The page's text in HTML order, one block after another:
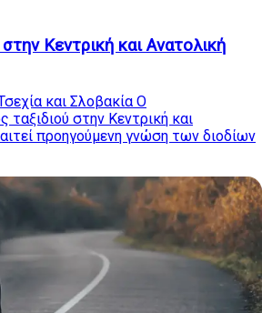
Κεντρική και Ανατολική
και Σλοβακία Ο
ταξιδιού στην Κεντρική και
προηγούμενη γνώση των διοδίων